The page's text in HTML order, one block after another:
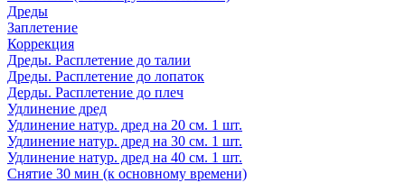
Дреды
Заплетение
Коррекция
Дреды. Расплетение до талии
Дреды. Расплетение до лопаток
Дерды. Расплетение до плеч
Удлинение дред
Удлинение натур. дред на 20 см. 1 шт.
Удлинение натур. дред на 30 см. 1 шт.
Удлинение натур. дред на 40 см. 1 шт.
Снятие 30 мин (к основному времени)